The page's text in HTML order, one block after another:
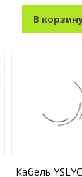
В
Кабель